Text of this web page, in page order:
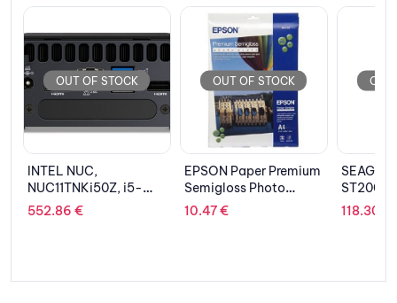
OUT OF STOCK
EPSON Paper Premium
Semigloss Photo
C13S041765
10.47€
OUT OF STOCK
SEAGATE IronWolf 2T
ST2000VN004, SATA
III, 3.5”
118.30
Data
DTX/
4.06